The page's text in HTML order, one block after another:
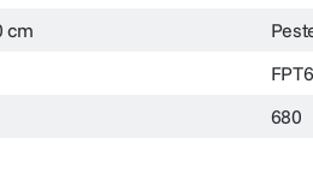
cm
680